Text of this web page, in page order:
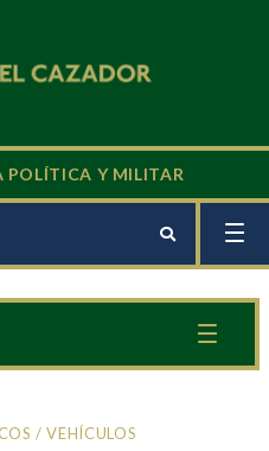
POLÍTICA Y MILITAR
/VEHÍCULOS